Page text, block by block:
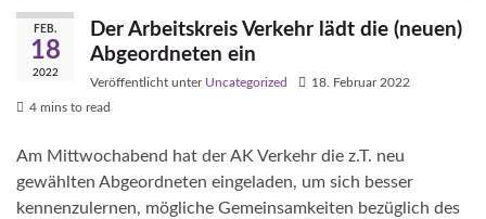
FEB.
18
2022
Der Arbeitskreis Verkehr lädt die (neuen)
Abgeordneten ein
Veröffentlicht unter Uncategorized
18. Februar 2022
4 mins to read
Am Mittwochabend hat der AK Verkehr die z.T. neu
gewählten Abgeordneten eingeladen, um sich besser
kennenzulernen, mögliche Gemeinsamkeiten bezüglich des